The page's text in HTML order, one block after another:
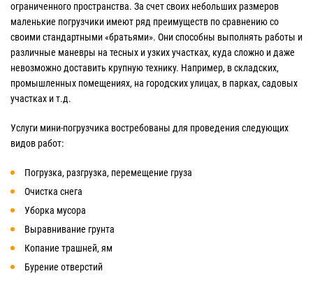
ограниченного пространства. За счет своих небольших размеров
маленькие погрузчики имеют ряд преимуществ по сравнению со
своими стандартными «братьями». Они способны выполнять работы и
различные маневры на тесных и узких участках, куда сложно и даже
невозможно доставить крупную технику. Например, в складских,
промышленных помещениях, на городских улицах, в парках, садовых
участках и т.д.
Услуги мини-погрузчика востребованы для проведения следующих
видов работ:
Погрузка, разгрузка, перемещение груза
Очистка снега
Уборка мусора
Выравнивание грунта
Копание трашней, ям
Бурение отверстий